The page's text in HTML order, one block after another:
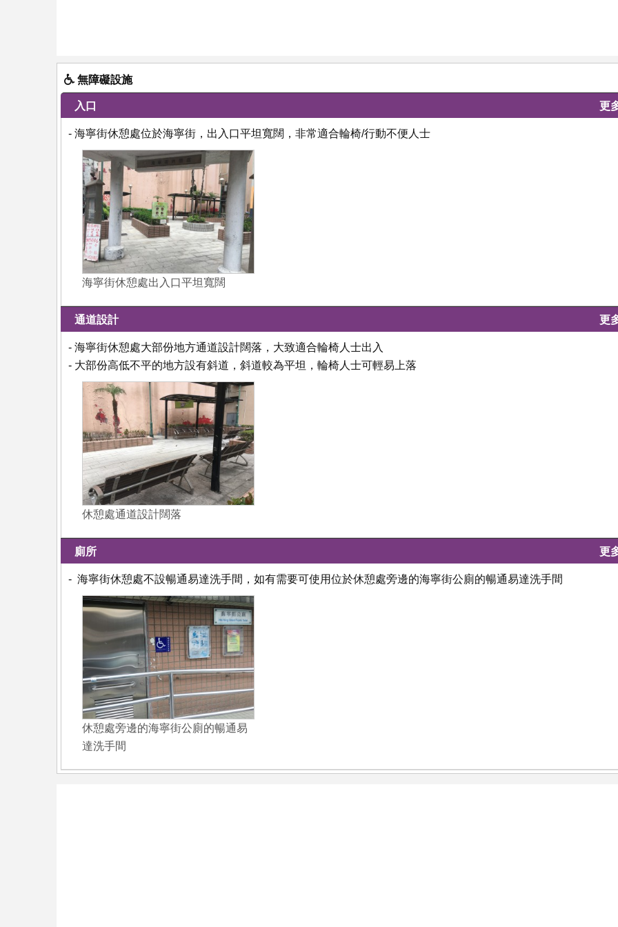
無障礙設施
入口 更
- 海寧街休憩處位於海寧街，出入口平坦寬闊，非常適合輪椅/行動不便人士
海寧街休憩處出入口平坦寬闊
通道設計 更
- 海寧街休憩處大部份地方通道設計闊落，大致適合輪椅人士出入
- 大部份高低不平的地方設有斜道，斜道較為平坦，輪椅人士可輕易上落
休憩處通道設計闊落
廁所 更
- 海寧街休憩處不設暢通易達洗手間，如有需要可使用位於休憩處旁邊的海寧街公廁的暢通易達洗手間
休憩處旁邊的海寧街公廁的暢通易
達洗手間